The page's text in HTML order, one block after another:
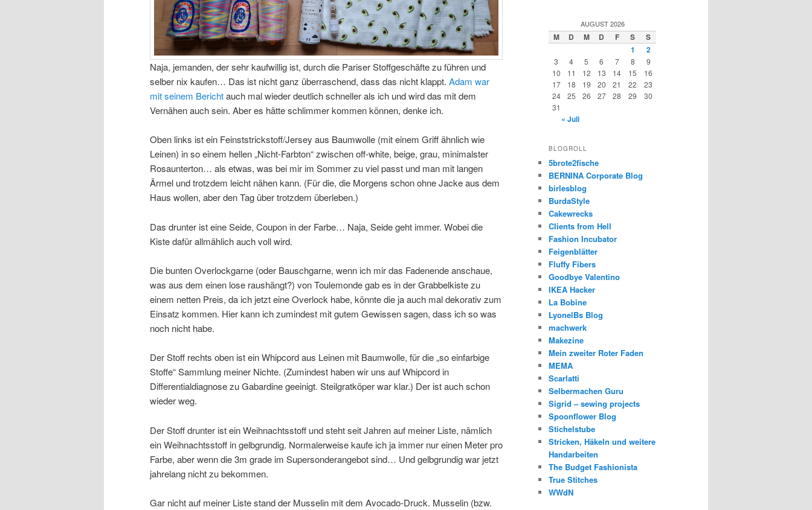
Naja, jemanden, der sehr kaufwillig ist, durch die Pariser Stoffgeschäfte zu führen und
selber nix kaufen… Das ist nicht ganz überraschend, dass das nicht klappt. Adam war
mit seinem Berichtauch mal wieder deutlich schneller als ich und wird das mit dem
Vernähen auch sein. Aber es hätte schlimmer kommen können, denke ich.
Oben links ist ein Feinststrickstoff/Jersey aus Baumwolle (mit einem Griff ähnlich wie
Leinen) in so einem hellen „Nicht-Farbton“ zwischen off-white, beige, grau, minimalster
Rosaunterton… als etwas, was bei mir im Sommer zu viel passt und man mit langen
Ärmel und trotzdem leicht nähen kann. (Für die, die Morgens schon ohne Jacke aus dem
Haus wollen, aber den Tag über trotzdem überleben.)
Das drunter ist eine Seide, Coupon in der Farbe… Naja, Seide geht immer. Wobei die
Kiste dafür allmählich auch voll wird.
Die bunten Overlockgarne (oder Bauschgarne, wenn ich mir das Fadenende anschaue,
was aus dem einen lose raushängt?) von Toulemonde gab es in der Grabbelkiste zu
einem netten Preis, da ich jetzt eine Overlock habe, könnte die ja auch mal dekorativ zum
Einsatz kommen. Hier kann ich zumindest mit gutem Gewissen sagen, dass ich so was
noch nicht habe.
Der Stoff rechts oben ist ein Whipcord aus Leinen mit Baumwolle, für die „so einfarbige
Stoffe“ Sammlung meiner Nichte. (Zumindest haben wir uns auf Whipcord in
Differentialdiagnose zu Gabardine geeinigt. Steilgratköper war klar.) Der ist auch schon
wieder weg.
Der Stoff drunter ist ein Weihnachtsstoff und steht seit Jahren auf meiner Liste, nämlich
ein Weihnachtsstoff in gelbgrundig. Normalerweise kaufe ich ja immer nur einen Meter pro
Farbe, aber wenn die 3m grade im Supersonderangebot sind… Und gelbgrundig war jetzt
jahrelang nicht zu bekommen.
Gar nicht auf meiner Liste stand der Musselin mit dem Avocado-Druck. Musselin (bzw.
AUGUST 2026
M D M D F S
S
1
2
3 4 5 6 7 8
9
10
11 12 13 14 15
16
17
18 19 20 21 22
23
24
25 26 27 28 29
30
31
« Juli
BLOGROLL
5brote2fische
BERNINA Corporate Blog
birlesblog
BurdaStyle
Cakewrecks
Clients from Hell
Fashion Incubator
Feigenblätter
Fluffy Fibers
Goodbye Valentino
IKEA Hacker
La Bobine
LyonelBs Blog
machwerk
Makezine
Mein zweiter Roter Faden
MEMA
Scarlatti
Selbermachen Guru
Sigrid – sewing projects
Spoonflower Blog
Stichelstube
Stricken, Häkeln und weitere
Handarbeiten
The Budget Fashionista
True Stitches
WWdN